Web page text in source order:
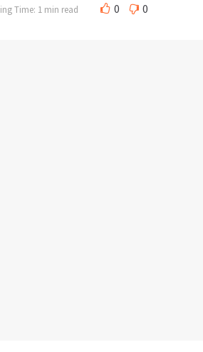
Time: 1 min read 0 0